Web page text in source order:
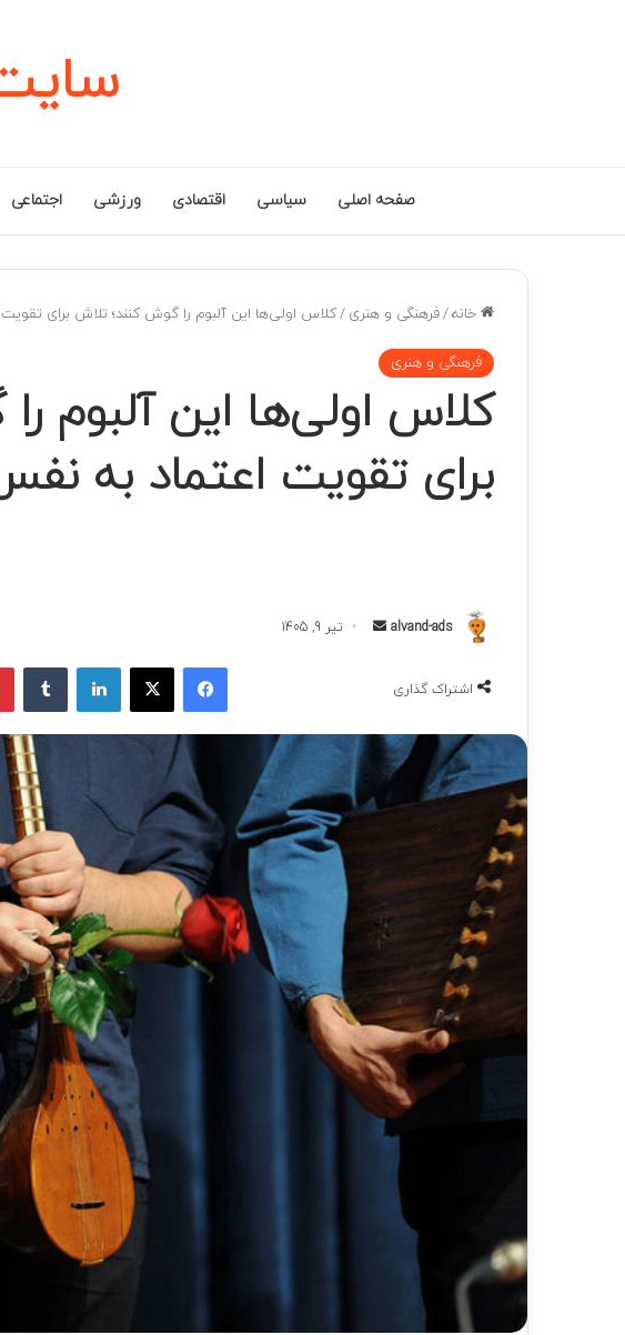
صفحه اصلی سیاسی اقتصادی ورزشی اجتماعی
خانه/فرهنگی و هنری /کلاس اولی‌ها این آلبوم را گوش کنند؛ تلاش برای
فرهنگی و هنری
کلاس اولی‌ها این آلبوم
برای تقویت اعتماد به
alvand-ads
ارسال تیر 9, 1405
اشتراک گذاری
فیسبوکایکس لینکداین